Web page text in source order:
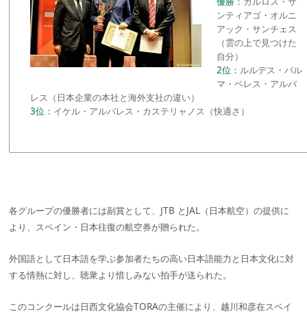
ンティアゴ・オルニ
アック・サンチェス
（雲の上で見つけた
自分）
2位： ルルデス・バル
マ・ペレス・アルバ
レス（日本企業の本社と海外支社の違い）
3位： イケル・アルバレス・カステリャノス（快適さ）
各グループの優勝者には副賞として、JTB とJAL（日本航空）の提供に
より、スペイン・日本往復の航空券が贈られた。
外国語として日本語を学ぶ参加者たちの高い日本語能力と日本文化に対
する情熱に対し、聴衆より惜しみない拍手が送られた。
このコンクールは日西文化協会TORAの主催により、越川和彦在スペイ